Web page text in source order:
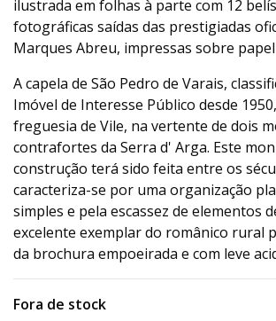
ilustrada em folhas à parte com 12
fotográficas saídas das prestigiadas
Marques Abreu, impressas sobre papel
A capela de São Pedro de Varais,
Imóvel de Interesse Público desde
freguesia de Vile, na vertente de dois
contrafortes da Serra d' Arga. Este
construção terá sido feita entre os
caracteriza-se por uma organização
simples e pela escassez de elementos
excelente exemplar do românico rural
da brochura empoeirada e com leve
Fora de stock